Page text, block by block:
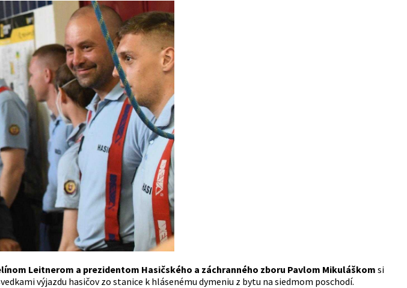
Leitnerom a prezidentom Hasičského a záchranného zboru Pavlom Mikuláškom si
výjazdu hasičov zo stanice k hlásenému dymeniu z bytu na siedmom poschodí.